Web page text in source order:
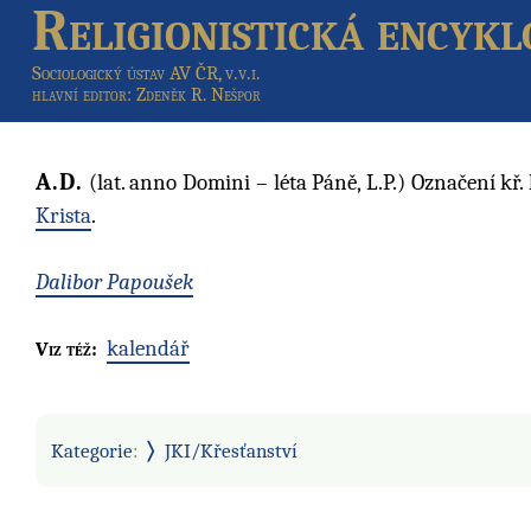
Religionistická
Sociologický ústav AV ČR, v.v.i.
hlavní editor: Zdeněk R. Nešpor
A.D. (lat. anno Domini – léta Páně, L.P.) Označení
Krista.
Dalibor Papoušek
Viz též: kalendář
Kategorie: JKI/Křesťanství